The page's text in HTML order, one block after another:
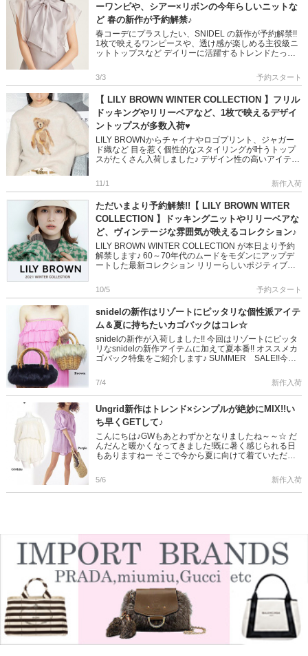
ーワンピや、シアー×リボンの今年らしいニットな
ど 春の新作が予約解禁♪
春コーデにプラスしたい、SNIDEL の新作が予約解禁!!
1枚で映えるワンピースや、透け感が楽しめる主役級ニ
ットトップスなど デイリーに活躍するトレンドたっぷ
してくださ […]
3/3 予約スタート
【 LILY BROWN WINTER COLLECTION 】フリル
ドッキングやリリーベアなど、1枚で映えるデザイ
ントップスが多数入荷♥
LILY BROWNからチャイナやロゴプリント、ジャガー
ド織など 目を惹く個性的なスタイリングが叶うトップ
スがたくさん入荷しました♪ デザイン性の高いアイテム
＞＞L […]
11/1 新作入荷
ただいまより予約解禁!!【 LILY BROWN WITER
COLLECTION 】ドッキングニットやリリーベアな
ど、ヴィンテージな雰囲気が映えるコレクション♪
LILY BROWN WINTER COLLECTION が本日より予約
解禁します♪ 60～70年代のムードをモダンにアップデ
ートした最新コレクション リリーらしいポジティブな
10/5 予約スタート
snidelの新作はリゾートにピッタリな個性派アイテ
ム＆夏に持ちたいカゴバックはコレ☆
snidelの新作が入荷しました!! 今回はリゾートにピッタ
リなsnidelの新作アイテムに加えて夏本番!! オススメカ
ゴバック特集をご紹介します♪ SUMMER SALE!!今な
7/4 新作入荷
Ungrid新作はトレンド×シンプルが絶妙にMIX!!い
ち早くGETして♪
こんにちは♪GWもあとわずかとなりましたね～～☆ だ
んだんと暖かくなってきました!既に暑く感じられる日
もありますねー そこで今から夏に向けて着ていただき
はシンプ […]
5/6 新作入荷